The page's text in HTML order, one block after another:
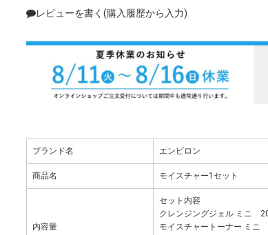
レビューを書く(購入履歴から入力)
ブランド名 エンビロン
商品名 モイスチャー1セット
内容量
セット内容
クレンジングジェル ミニ
モイスチャートーナー ミ